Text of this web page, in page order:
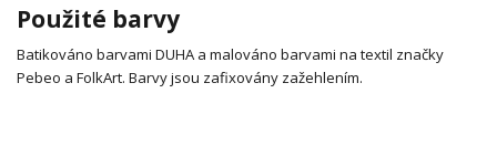
Použité barvy
Batikováno barvami DUHA a malováno barvami na textil značky
Pebeo a FolkArt. Barvy jsou zafixovány zažehlením.